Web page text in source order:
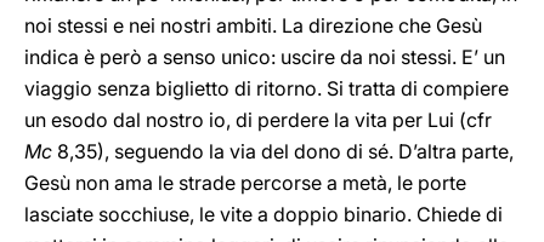
noi stessi e nei nostri ambiti. La direzione che Gesù
indica è però a senso unico: uscire da noi stessi. E’ un
viaggio senza biglietto di ritorno. Si tratta di compiere
un esodo dal nostro io, di perdere la vita per Lui (cfr
Mc 8,35), seguendo la via del dono di sé. D’altra parte,
Gesù non ama le strade percorse a metà, le porte
lasciate socchiuse, le vite a doppio binario. Chiede di